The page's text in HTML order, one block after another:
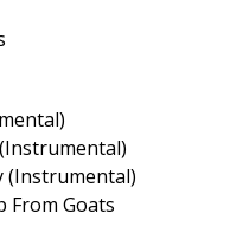
(Instrumental)
From Goats